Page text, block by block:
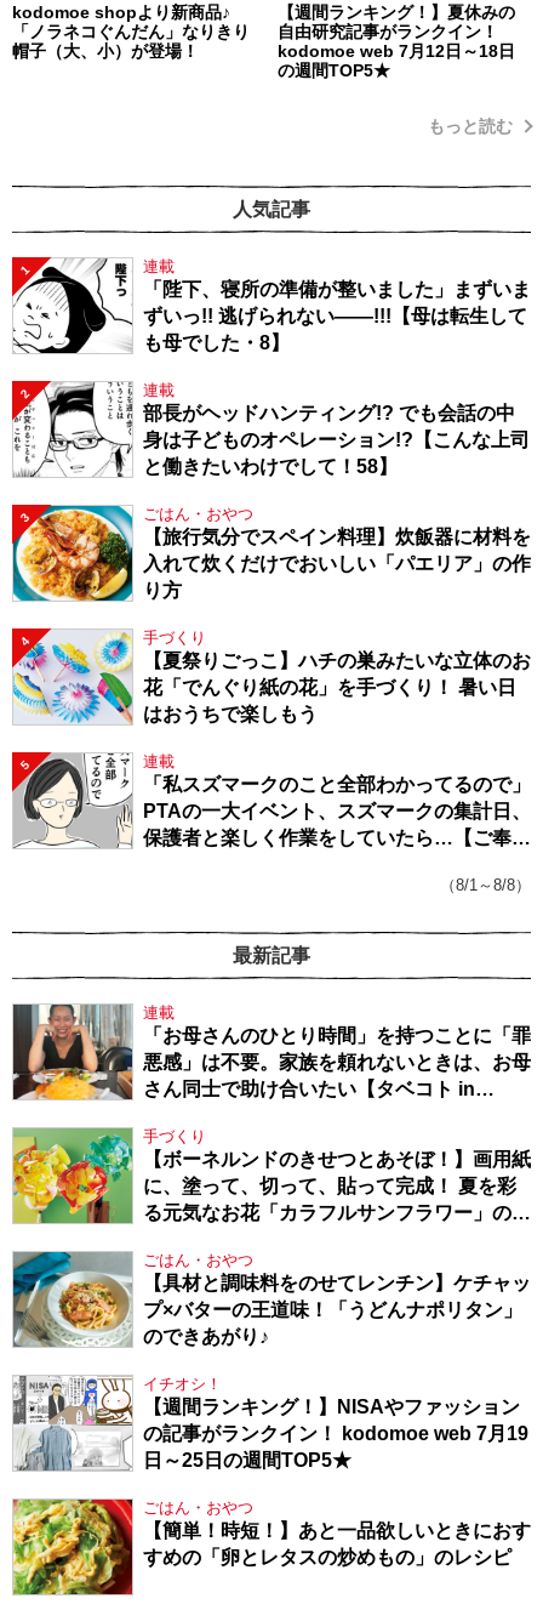
kodomoe shopより新商品♪
「ノラネコぐんだん」なりきり
帽子（大、小）が登場！
【週間ランキング！】夏休みの
自由研究記事がランクイン！
kodomoe web 7月12日～18日
の週間TOP5★
もっと読む
人気記事
1 連載
「陛下、寝所の準備が整いました」まずいま
ずいっ!! 逃げられない――!!!【母は転生して
も母でした・8】
2 連載
部長がヘッドハンティング!? でも会話の中
身は子どものオペレーション!?【こんな上司
と働きたいわけでして！58】
3 ごはん・おやつ
【旅行気分でスペイン料理】炊飯器に材料を
入れて炊くだけでおいしい「パエリア」の作
り方
4 手づくり
【夏祭りごっこ】ハチの巣みたいな立体のお
花「でんぐり紙の花」を手づくり！ 暑い日
はおうちで楽しもう
5 連載
「私スズマークのこと全部わかってるので」
PTAの一大イベント、スズマークの集計日、
保護者と楽しく作業をしていたら…【ご奉仕
（8/1～8/8）
最新記事
連載
「お母さんのひとり時間」を持つことに「罪
悪感」は不要。家族を頼れないときは、お母
さん同士で助け合いたい【タベコト in
手づくり
【ボーネルンドのきせつとあそぼ！】画用紙
に、塗って、切って、貼って完成！ 夏を彩
る元気なお花「カラフルサンフラワー」の作
ごはん・おやつ
【具材と調味料をのせてレンチン】ケチャッ
プ×バターの王道味！「うどんナポリタン」
のできあがり♪
イチオシ！
【週間ランキング！】NISAやファッション
の記事がランクイン！ kodomoe web 7月19
日～25日の週間TOP5★
ごはん・おやつ
【簡単！時短！】あと一品欲しいときにおす
すめの「卵とレタスの炒めもの」のレシピ